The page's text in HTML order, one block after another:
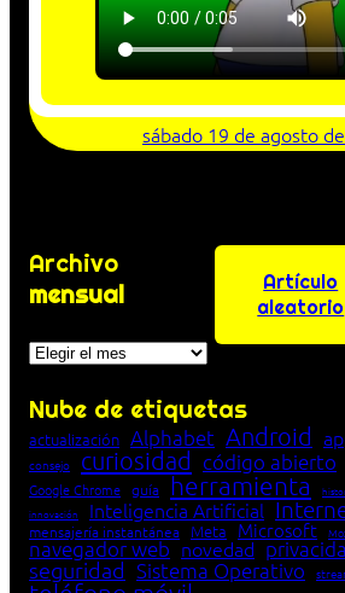
sábado 19 de agosto
Archivo
mensual
Archivos
Artículo
aleatorio
Nube de etiquetas
actualización Alphabet Android
consejo
curiosidad código abierto
Google Chrome guía herramienta
innovación Inteligencia Artificial
mensajería instantánea Meta Microsoft
navegador web novedad
seguridad Sistema Operativo